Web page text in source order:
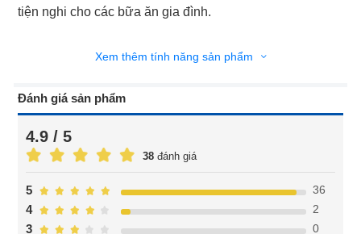
tiện nghi cho các bữa ăn gia đình.
Xem thêm tính năng sản phẩm
Đánh giá sản phẩm
4.9 / 5
38 đánh giá
3 0
4 2
5 36